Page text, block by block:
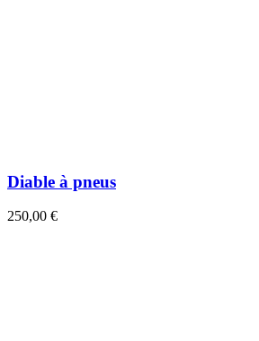
Diable à pneus
250,00 €